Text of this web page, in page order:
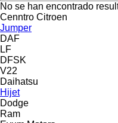
No se han encontrado
Cenntro Citroen
Jumper
DAF
LF
DFSK
V22
Daihatsu
Hijet
Dodge
Ram